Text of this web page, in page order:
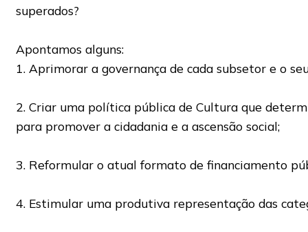
superados?
Apontamos alguns:
1. Aprimorar a governança de cada subsetor e o
2. Criar uma política pública de Cultura que
para promover a cidadania e a ascensão social;
3. Reformular o atual formato de financiamento
4. Estimular uma produtiva representação das